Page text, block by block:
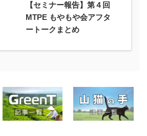
【セミナー報告】第４回
MTPE もやもや会アフタ
ートークまとめ